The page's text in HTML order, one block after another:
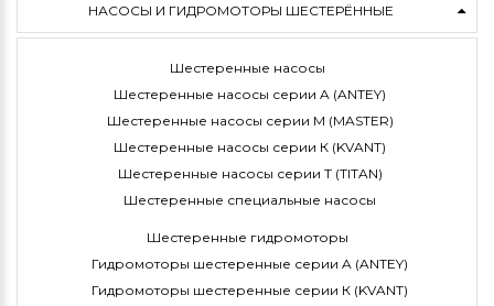
НАСОСЫ И ГИДРОМОТОРЫ ШЕСТЕРЁННЫЕ
Шестеренные насосы
Шестеренные насосы серии A (ANTEY)
Шестеренные насосы серии M (MASTER)
Шестеренные насосы серии К (KVANT)
Шестеренные насосы серии Т (TITAN)
Шестеренные специальные насосы
Шестеренные гидромоторы
Гидромоторы шестеренные серии A (ANTEY)
Гидромоторы шестеренные серии К (KVANT)